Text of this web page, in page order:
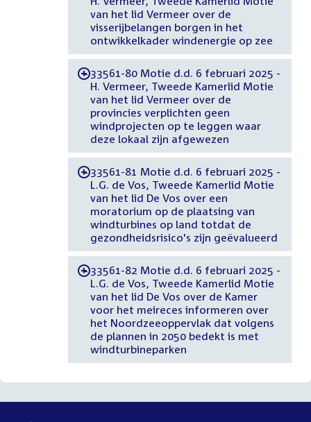
van het lid Vermeer over de
visserijbelangen borgen in het
ontwikkelkader windenergie op zee
-33561-80 Motie d.d. 6 februari 2025 -
H. Vermeer, Tweede Kamerlid Motie
van het lid Vermeer over de
provincies verplichten geen
windprojecten op te leggen waar
deze lokaal zijn afgewezen
-33561-81 Motie d.d. 6 februari 2025 -
L.G. de Vos, Tweede Kamerlid Motie
van het lid De Vos over een
moratorium op de plaatsing van
windturbines op land totdat de
gezondheidsrisico's zijn geëvalueerd
-33561-82 Motie d.d. 6 februari 2025 -
L.G. de Vos, Tweede Kamerlid Motie
van het lid De Vos over de Kamer
voor het meireces informeren over
het Noordzeeoppervlak dat volgens
de plannen in 2050 bedekt is met
windturbineparken